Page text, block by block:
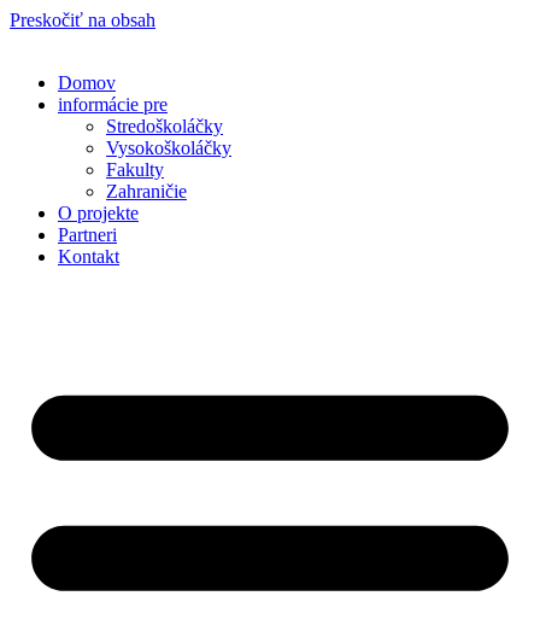
Preskočiť na obsah
Domov
informácie pre
Stredoškoláčky
Vysokoškoláčky
Fakulty
Zahraničie
O projekte
Partneri
Kontakt